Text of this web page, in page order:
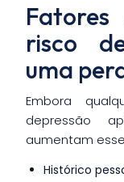
risco
uma
Embora
depressão
aumentam
Histórico